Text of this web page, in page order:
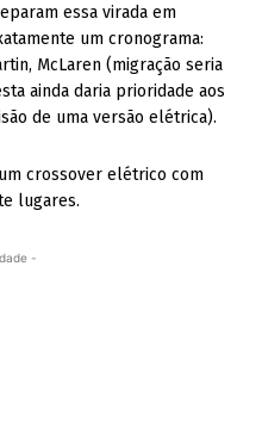
essa virada em
um cronograma:
McLaren (migração seria
ainda daria prioridade aos
de uma versão elétrica).
crossover elétrico com
lugares.
-